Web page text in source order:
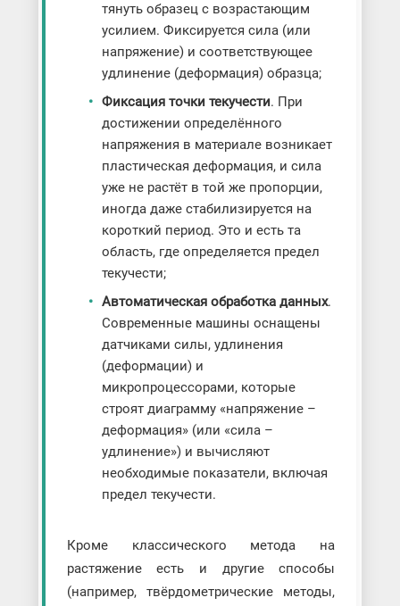
тянуть образец с возрастающим
усилием. Фиксируется сила (или
напряжение) и соответствующее
удлинение (деформация) образца;
Фиксация точки текучести. При
достижении определённого
напряжения в материале возникает
пластическая деформация, и сила
уже не растёт в той же пропорции,
иногда даже стабилизируется на
короткий период. Это и есть та
область, где определяется предел
текучести;
Автоматическая обработка данных.
Современные машины оснащены
датчиками силы, удлинения
(деформации) и
микропроцессорами, которые
строят диаграмму «напряжение –
деформация» (или «сила –
удлинение») и вычисляют
необходимые показатели, включая
предел текучести.
Кроме классического метода на
растяжение есть и другие способы
(например, твёрдометрические методы,